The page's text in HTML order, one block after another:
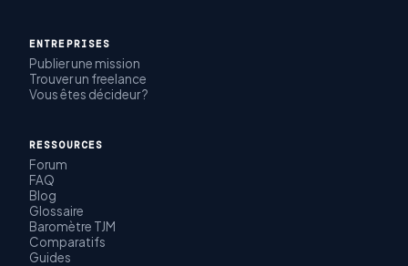
ENTREPRISES
Publier une mission
Trouver un freelance
Vous êtes décideur ?
RESSOURCES
Forum
FAQ
Blog
Glossaire
Baromètre TJM
Comparatifs
Guides